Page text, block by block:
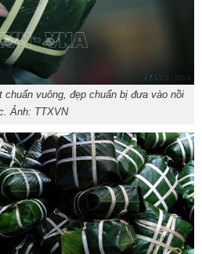
vuông, đẹp chuẩn bị đưa vào nồi
Ảnh: TTXVN